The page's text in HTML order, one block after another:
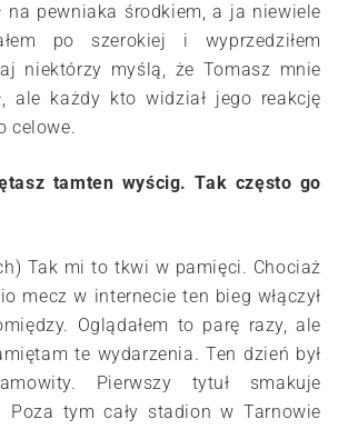
na pewniaka środkiem, a ja niewiele
po szerokiej i wyprzedziłem
niektórzy myślą, że Tomasz mnie
ale każdy kto widział jego reakcję
celowe.
tamten wyścig. Tak często go
Tak mi to tkwi w pamięci. Chociaż
mecz w internecie ten bieg włączył
Oglądałem to parę razy, ale
te wydarzenia. Ten dzień był
Pierwszy tytuł smakuje
Poza tym cały stadion w Tarnowie